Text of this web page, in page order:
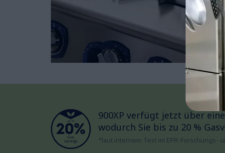
900XP verfügt jetzt über
wodurch Sie bis zu 20 %
*laut internem Test im EPR-Forschungs-